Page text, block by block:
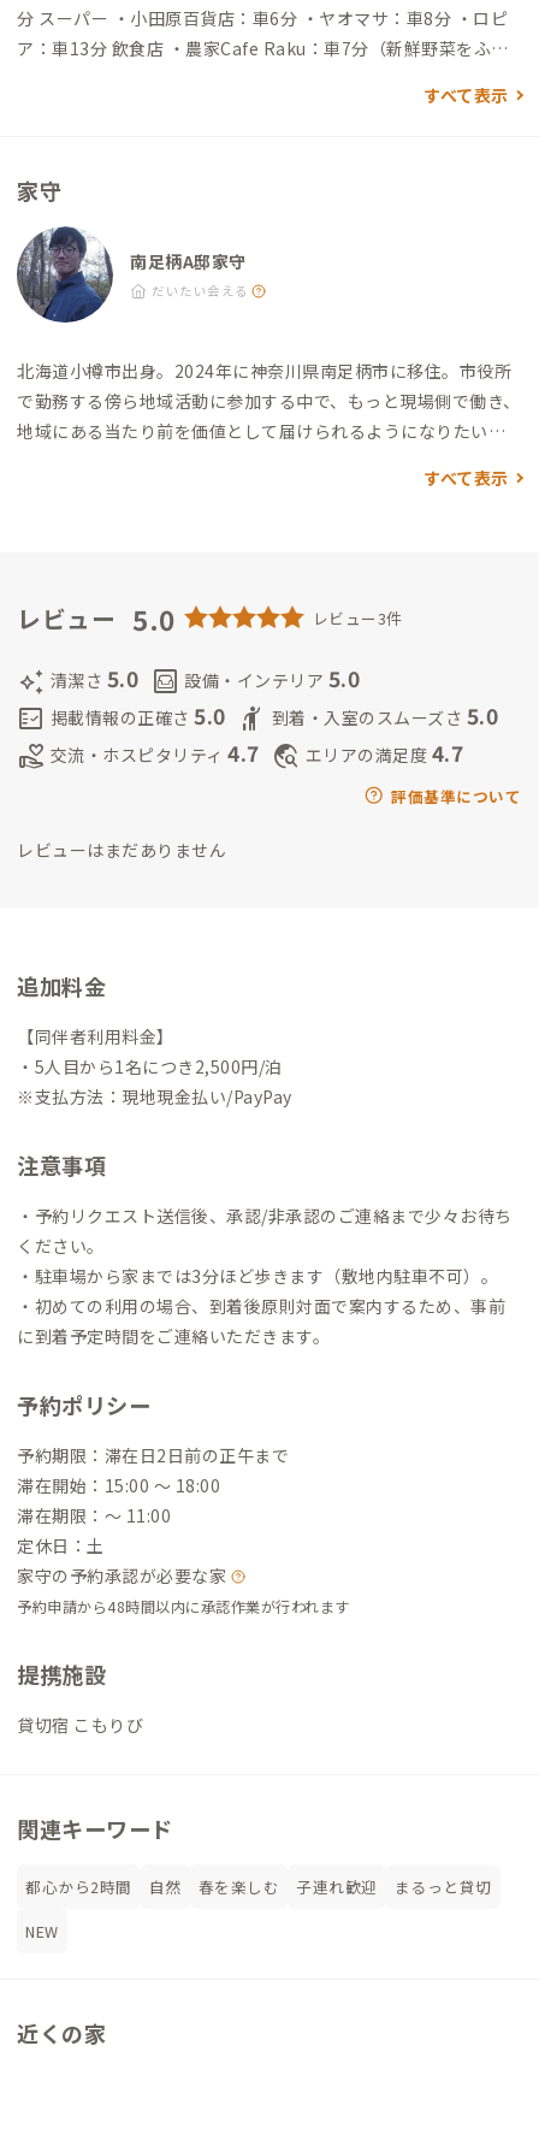
分 スーパー ・小田原百貨店：車6分 ・ヤオマサ：車8分 ・ロピ
ア：車13分 飲食店 ・農家Cafe Raku：車7分（新鮮野菜をふん
車7分（地元食材を使ったメニューが楽しめるローカル居酒屋）
入口にある、地元感200％の食事処） その他 ・洒水の滝：車2分
（散策できる自然スポット） ・大雄山最乗寺：車16分（歴史あ
る寺院／自然散策） ・モダン湯治 おんりーゆー：車13分（森に
囲まれた温泉施設） ・松田山ハーブガーデン：車13分（富士山
と桜が見える高台にあるハーブガーデン） ・一ノ堰ハラネの桜
頃）
すべて表示
家守
南足柄A邸家守
だいたい会える
北海道小樽市出身。2024年に神奈川県南足柄市に移住。 市役所
で勤務する傍ら地域活動に参加する中で、もっと現場側で働き、
地域にある当たり前を価値として届けられるようになりたいと
拠点施設を運営しながら、企業と森をつなぐ取組や、保育
ンをしていた経験から、問いの書かれた手帖をもって林業現場
絶賛参加者募集中。
すべて表示
レビュー 5.0 レビュー3件
auto_awesome 清潔さ 5.0 living 設備・インテリア 5.0
fact_check 掲載情報の正確さ 5.0 hail 到着・入室のスムーズさ 5.0
volunteer_activism 交流・ホスピタリティ 4.7 travel_explore エリアの満足度 4.7
評価基準について
レビューはまだありません
追加料金
【同伴者利用料金】
・5人目から1名につき2,500円/泊
※支払方法：現地現金払い/PayPay
注意事項
・予約リクエスト送信後、承認/非承認のご連絡まで少々お待ち
ください。
・駐車場から家までは3分ほど歩きます（敷地内駐車不可）。
・初めての利用の場合、到着後原則対面で案内するため、事前
に到着予定時間をご連絡いただきます。
予約ポリシー
予約期限：滞在日2日前の正午まで
滞在開始：15:00 〜 18:00
滞在期限：〜 11:00
定休日：土
家守の予約承認が必要な家
予約申請から48時間以内に承認作業が行われます
提携施設
貸切宿 こもりび
関連キーワード
都心から2時間 自然 春を楽しむ 子連れ歓迎
まるっと貸切
NEW
近くの家